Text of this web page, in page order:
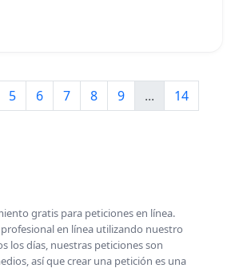
5 6 7 8 9 ...
14
gratis para peticiones en línea.
en línea utilizando nuestro
los días, nuestras peticiones son
así que crear una petición es una